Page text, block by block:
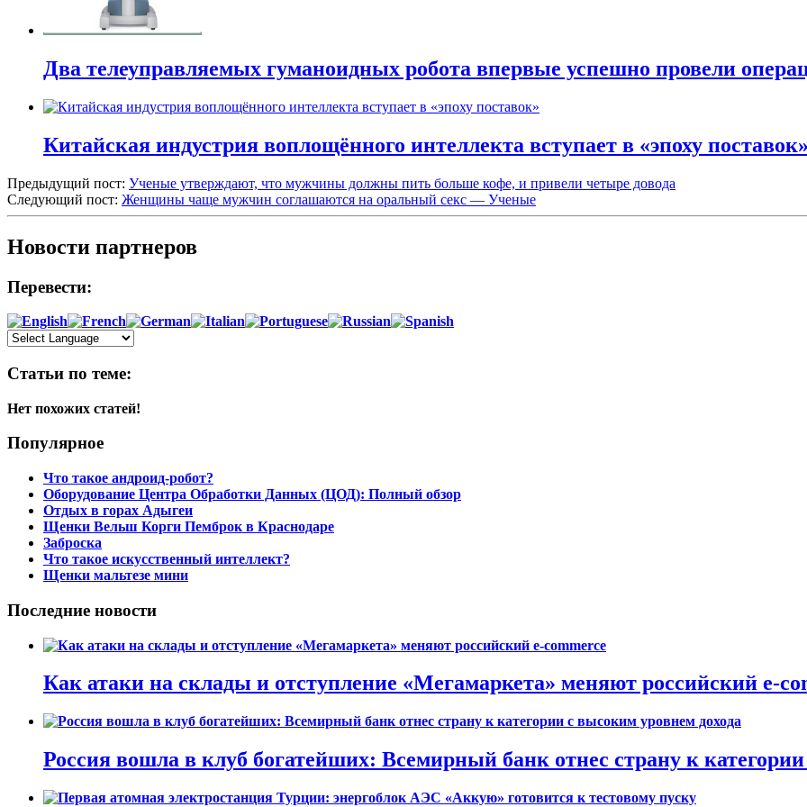
Два телеуправляемых гуманоидных робота впервые успешно провели
Китайская индустрия воплощённого интеллекта вступает в «эпоху поставок»
Предыдущий пост: Ученые утверждают, что мужчины должны пить больше кофе, и привели четыре довода
Следующий пост: Женщины чаще мужчин соглашаются на оральный секс — Ученые
Новости партнеров
Перевести:
Статьи по теме:
Нет похожих статей!
Популярное
Что такое андроид-робот?
Оборудование Центра Обработки Данных (ЦОД): Полный обзор
Отдых в горах Адыгеи
Щенки Вельш Корги Пемброк в Краснодаре
Заброска
Что такое искусственный интеллект?
Щенки мальтезе мини
Последние новости
Как атаки на склады и отступление «Мегамаркета» меняют российский e-
Россия вошла в клуб богатейших: Всемирный банк отнес страну к